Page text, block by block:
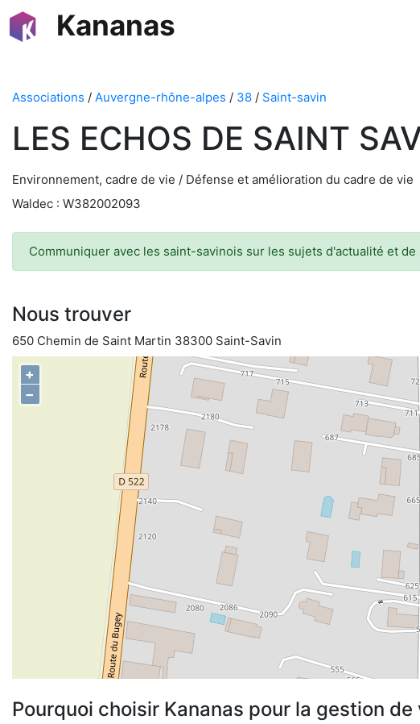
Kananas
Associations / Auvergne-rhône-alpes / 38 / Saint-savin
LES ECHOS DE SAINT
Environnement, cadre de vie / Défense et amélioration du cadre de vie
Waldec : W382002093
Communiquer avec les saint-savinois sur les sujets d'actualité et
Nous trouver
650 Chemin de Saint Martin 38300 Saint-Savin
+
−
Pourquoi choisir Kananas pour la gestion